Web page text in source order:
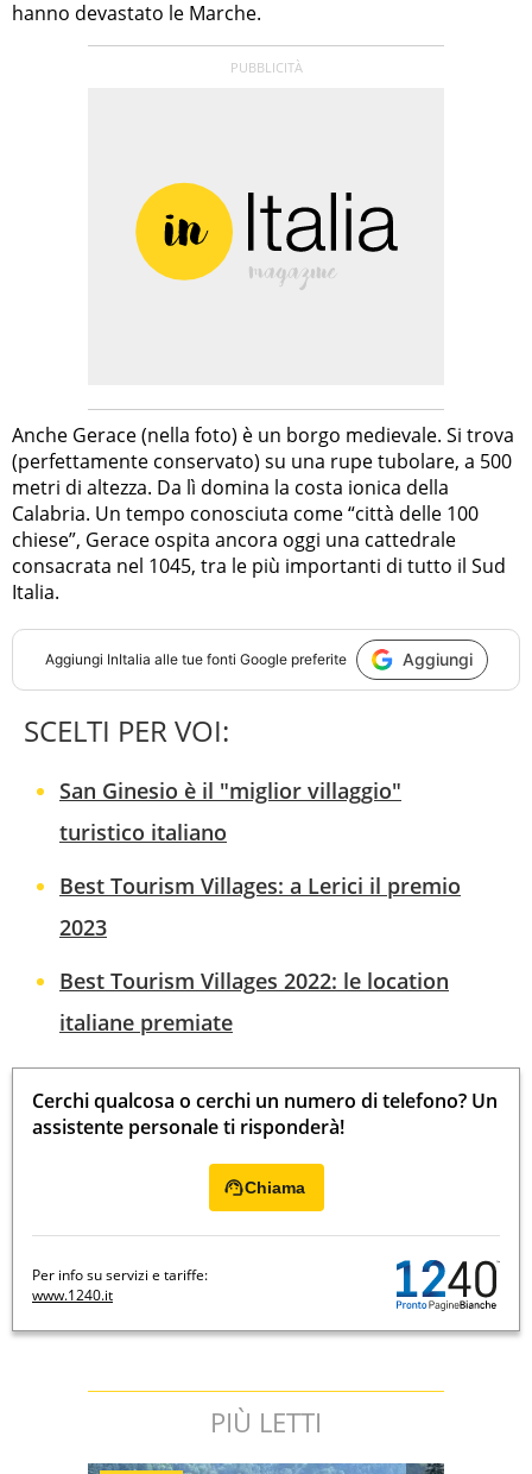
hanno devastato le Marche.
Anche Gerace (nella foto) è un borgo medievale. Si trova
(perfettamente conservato) su una rupe tubolare, a 500
metri di altezza. Da lì domina la costa ionica della
Calabria. Un tempo conosciuta come “città delle 100
chiese”, Gerace ospita ancora oggi una cattedrale
consacrata nel 1045, tra le più importanti di tutto il Sud
Italia.
Aggiungi InItalia alle tue fonti Google preferite Aggiungi
SCELTI PER VOI:
San Ginesio è il "miglior villaggio"
turistico italiano
Best Tourism Villages: a Lerici il premio
2023
Best Tourism Villages 2022: le location
italiane premiate
Cerchi qualcosa o cerchi un numero di telefono? Un
assistente personale ti risponderà!
Chiama
Per info su servizi e tariffe:
www.1240.it
PIÙ LETTI